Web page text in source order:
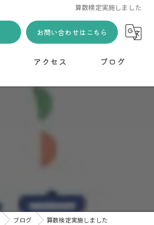
算数検定実施しました
お問い合わせはこちら
アクセス ブログ
ブログ 算数検定実施しました